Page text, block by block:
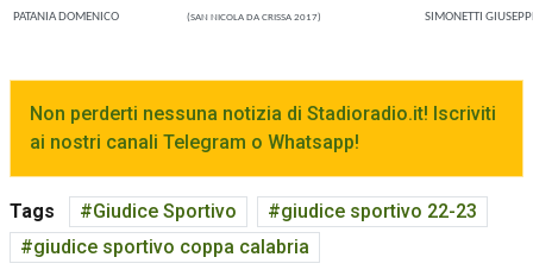
PATANIA DOMENICO (SAN NICOLA DA CRISSA 2017) SIMONETTI
Non perderti nessuna notizia di Stadioradio.it! Iscriviti
ai nostri canali Telegram o Whatsapp!
Tags Giudice Sportivo
giudice sportivo 22-23
giudice sportivo coppa calabria